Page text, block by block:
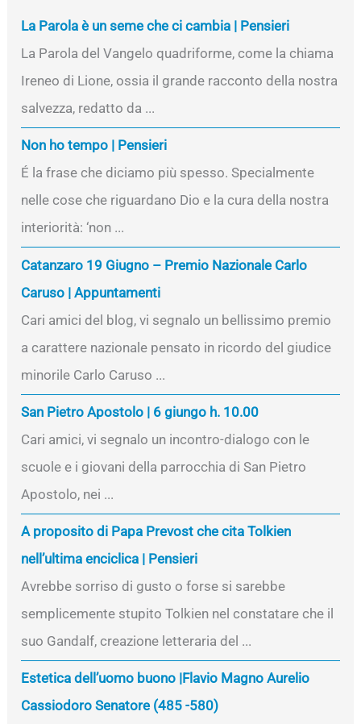
La Parola è un seme che ci cambia | Pensieri
La Parola del Vangelo quadriforme, come la chiama
Ireneo di Lione, ossia il grande racconto della nostra
salvezza, redatto da ...
Non ho tempo | Pensieri
É la frase che diciamo più spesso. Specialmente
nelle cose che riguardano Dio e la cura della nostra
interiorità: ‘non ...
Catanzaro 19 Giugno – Premio Nazionale Carlo
Caruso | Appuntamenti
Cari amici del blog, vi segnalo un bellissimo premio
a carattere nazionale pensato in ricordo del giudice
minorile Carlo Caruso ...
San Pietro Apostolo | 6 giungo h. 10.00
Cari amici, vi segnalo un incontro-dialogo con le
scuole e i giovani della parrocchia di San Pietro
Apostolo, nei ...
A proposito di Papa Prevost che cita Tolkien
nell’ultima enciclica | Pensieri
Avrebbe sorriso di gusto o forse si sarebbe
semplicemente stupito Tolkien nel constatare che il
suo Gandalf, creazione letteraria del ...
Estetica dell’uomo buono |Flavio Magno Aurelio
Cassiodoro Senatore (485 -580)